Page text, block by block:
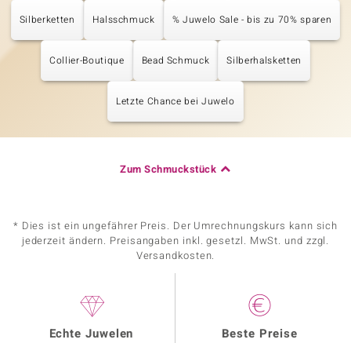
Silberketten Halsschmuck % Juwelo Sale - bis zu 70% sparen
Collier-Boutique Bead Schmuck Silberhalsketten
Letzte Chance bei Juwelo
Zum Schmuckstück
* Dies ist ein ungefährer Preis. Der Umrechnungskurs kann sich
jederzeit ändern. Preisangaben inkl. gesetzl. MwSt. und zzgl.
Versandkosten.
Echte Juwelen Beste Preise